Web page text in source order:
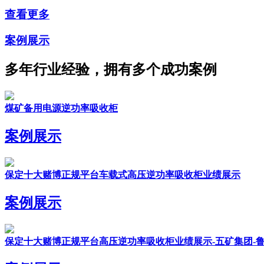
查看更多
案例展示
多年行业经验，拥有多个成功案例
煤矿备用电源逆功率吸收柜
案例展示
保定十大赌博正规平台车载式高压逆功率吸收柜业绩展示
案例展示
保定十大赌博正规平台高压逆功率吸收柜业绩展示-五矿集团-